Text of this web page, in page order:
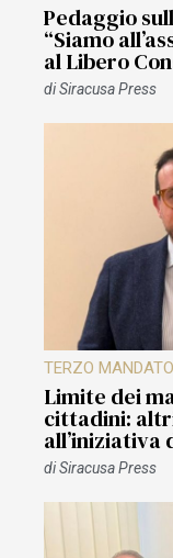
Pedaggio
“Siamo
al Libero
diSiracusa Press
TERZO MANDATO
Limite dei
cittadini:
all’iniziativa
diSiracusa Press